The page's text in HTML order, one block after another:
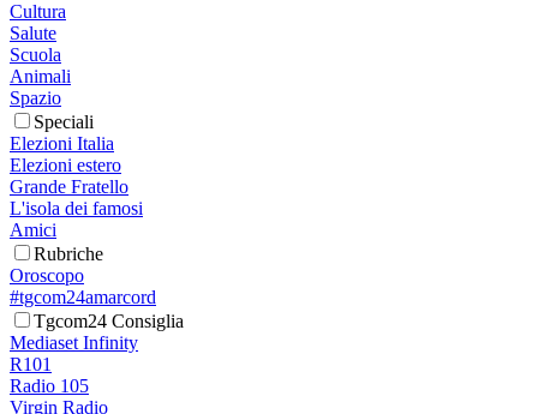
Cultura
Salute
Scuola
Animali
Spazio
Speciali
Elezioni Italia
Elezioni estero
Grande Fratello
L'isola dei famosi
Amici
Rubriche
Oroscopo
#tgcom24amarcord
Tgcom24 Consiglia
Mediaset Infinity
R101
Radio 105
Virgin Radio